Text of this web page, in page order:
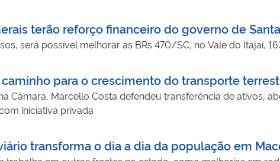
terão reforço financeiro do governo de
será possível melhorar as BRs 470/SC, no Vale do Itajaí,
para o crescimento do transporte
Câmara, Marcello Costa defendeu transferência de ativos,
iniciativa privada
transforma o dia a dia da população em